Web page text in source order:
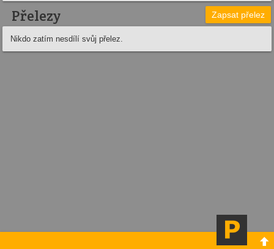
Přelezy Zapsat přelez
Nikdo zatím nesdílí svůj přelez.
